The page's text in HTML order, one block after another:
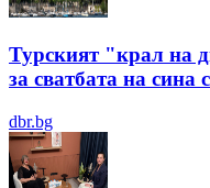
Турският "крал на
за сватбата на
dbr.bg